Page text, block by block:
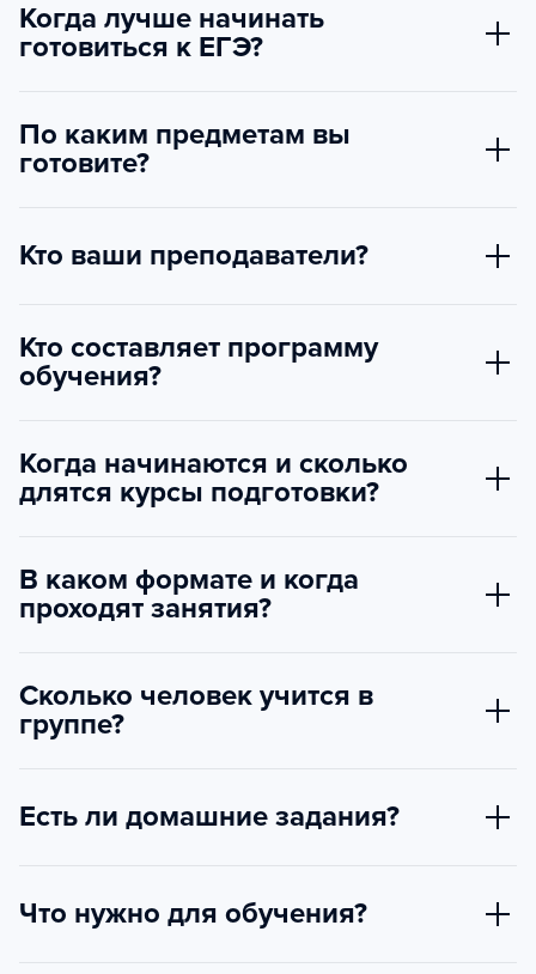
Когда лучше начинать
готовиться к ЕГЭ?
По каким предметам вы
готовите?
Кто ваши преподаватели?
Кто составляет программу
обучения?
Когда начинаются и сколько
длятся курсы подготовки?
В каком формате и когда
проходят занятия?
Сколько человек учится в
группе?
Есть ли домашние задания?
Что нужно для обучения?